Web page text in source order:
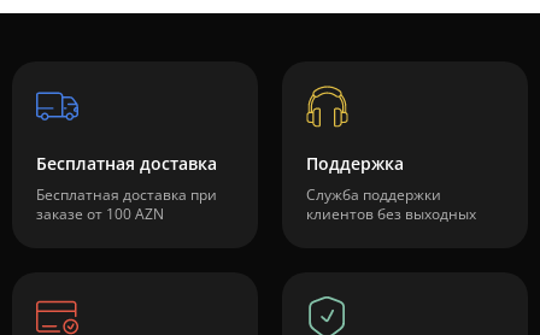
Бесплатная доставка
Бесплатная доставка при
заказе от 100 AZN
Поддержка
Служба поддержки
клиентов без выходных